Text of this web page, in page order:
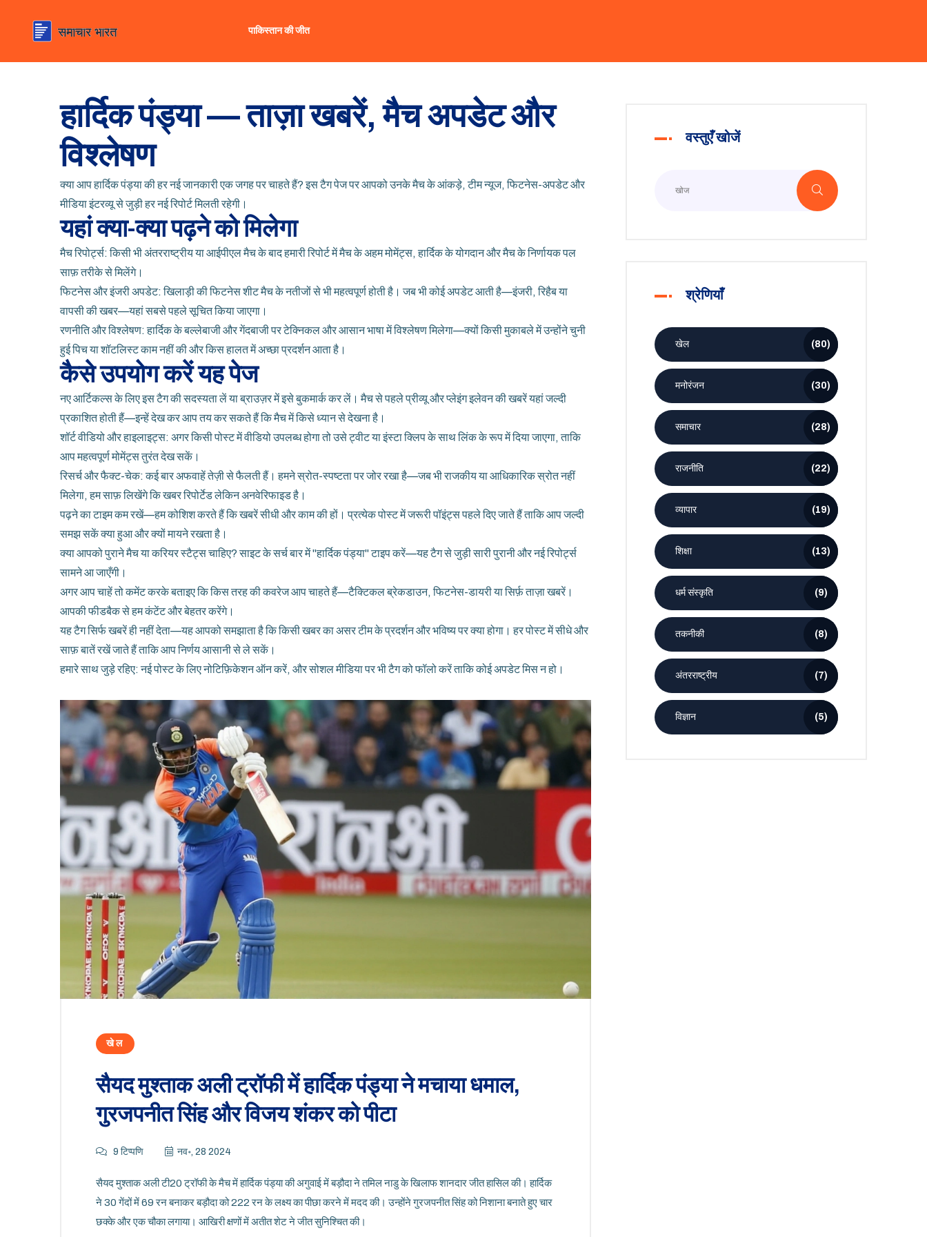
पाकिस्तान की जीत
हार्दिक पंड्या — ताज़ा खबरें, मैच अपडेट और
विश्लेषण
क्या आप हार्दिक पंड्या की हर नई जानकारी एक जगह पर चाहते हैं? इस टैग पेज पर आपको उनके मैच के आंकड़े, टीम न्यूज, फिटनेस-अपडेट और
मीडिया इंटरव्यू से जुड़ी हर नई रिपोर्ट मिलती रहेगी।
यहां क्या-क्या पढ़ने को मिलेगा
मैच रिपोर्ट्स: किसी भी अंतरराष्ट्रीय या आईपीएल मैच के बाद हमारी रिपोर्ट में मैच के अहम मोमेंट्स, हार्दिक के योगदान और मैच के निर्णायक पल
साफ़ तरीके से मिलेंगे।
फिटनेस और इंजरी अपडेट: खिलाड़ी की फिटनेस शीट मैच के नतीजों से भी महत्वपूर्ण होती है। जब भी कोई अपडेट आती है—इंजरी, रिहैब या
वापसी की खबर—यहां सबसे पहले सूचित किया जाएगा।
रणनीति और विश्लेषण: हार्दिक के बल्लेबाजी और गेंदबाजी पर टेक्निकल और आसान भाषा में विश्लेषण मिलेगा—क्यों किसी मुकाबले में उन्होंने चुनी
हुई पिच या शॉटलिस्ट काम नहीं की और किस हालत में अच्छा प्रदर्शन आता है।
कैसे उपयोग करें यह पेज
नए आर्टिकल्स के लिए इस टैग की सदस्यता लें या ब्राउज़र में इसे बुकमार्क कर लें। मैच से पहले प्रीव्यू और प्लेइंग इलेवन की खबरें यहां जल्दी
प्रकाशित होती हैं—इन्हें देख कर आप तय कर सकते हैं कि मैच में किसे ध्यान से देखना है।
शॉर्ट वीडियो और हाइलाइट्स: अगर किसी पोस्ट में वीडियो उपलब्ध होगा तो उसे ट्वीट या इंस्टा क्लिप के साथ लिंक के रूप में दिया जाएगा, ताकि
आप महत्वपूर्ण मोमेंट्स तुरंत देख सकें।
रिसर्च और फैक्ट-चेक: कई बार अफवाहें तेज़ी से फैलती हैं। हमने स्रोत-स्पष्टता पर जोर रखा है—जब भी राजकीय या आधिकारिक स्रोत नहीं
मिलेगा, हम साफ़ लिखेंगे कि खबर रिपोर्टेड लेकिन अनवेरिफाइड है।
पढ़ने का टाइम कम रखें—हम कोशिश करते हैं कि खबरें सीधी और काम की हों। प्रत्येक पोस्ट में जरूरी पॉइंट्स पहले दिए जाते हैं ताकि आप जल्दी
समझ सकें क्या हुआ और क्यों मायने रखता है।
क्या आपको पुराने मैच या करियर स्टैट्स चाहिए? साइट के सर्च बार में "हार्दिक पंड्या" टाइप करें—यह टैग से जुड़ी सारी पुरानी और नई रिपोर्ट्स
सामने आ जाएँगी।
अगर आप चाहें तो कमेंट करके बताइए कि किस तरह की कवरेज आप चाहते हैं—टैक्टिकल ब्रेकडाउन, फिटनेस-डायरी या सिर्फ़ ताज़ा खबरें।
आपकी फीडबैक से हम कंटेंट और बेहतर करेंगे।
यह टैग सिर्फ खबरें ही नहीं देता—यह आपको समझाता है कि किसी खबर का असर टीम के प्रदर्शन और भविष्य पर क्या होगा। हर पोस्ट में सीधे और
साफ़ बातें रखें जाते हैं ताकि आप निर्णय आसानी से ले सकें।
हमारे साथ जुड़े रहिए: नई पोस्ट के लिए नोटिफ़िकेशन ऑन करें, और सोशल मीडिया पर भी टैग को फॉलो करें ताकि कोई अपडेट मिस न हो।
खेल
सैयद मुश्ताक अली ट्रॉफी में हार्दिक पंड्या ने मचाया धमाल,
गुरजपनीत सिंह और विजय शंकर को पीटा
9 टिप्पणि नव॰, 28 2024
सैयद मुश्ताक अली टी20 ट्रॉफी के मैच में हार्दिक पंड्या की अगुवाई में बड़ौदा ने तमिल नाडु के खिलाफ शानदार जीत हासिल की। हार्दिक
ने 30 गेंदों में 69 रन बनाकर बड़ौदा को 222 रन के लक्ष्य का पीछा करने में मदद की। उन्होंने गुरजपनीत सिंह को निशाना बनाते हुए चार
छक्के और एक चौका लगाया। आखिरी क्षणों में अतीत शेट ने जीत सुनिश्चित की।
वस्तुएँ खोजें
श्रेणियाँ
खेल (80)
मनोरंजन (30)
समाचार (28)
राजनीति (22)
व्यापार (19)
शिक्षा (13)
धर्म संस्कृति (9)
तकनीकी (8)
अंतरराष्ट्रीय (7)
विज्ञान (5)